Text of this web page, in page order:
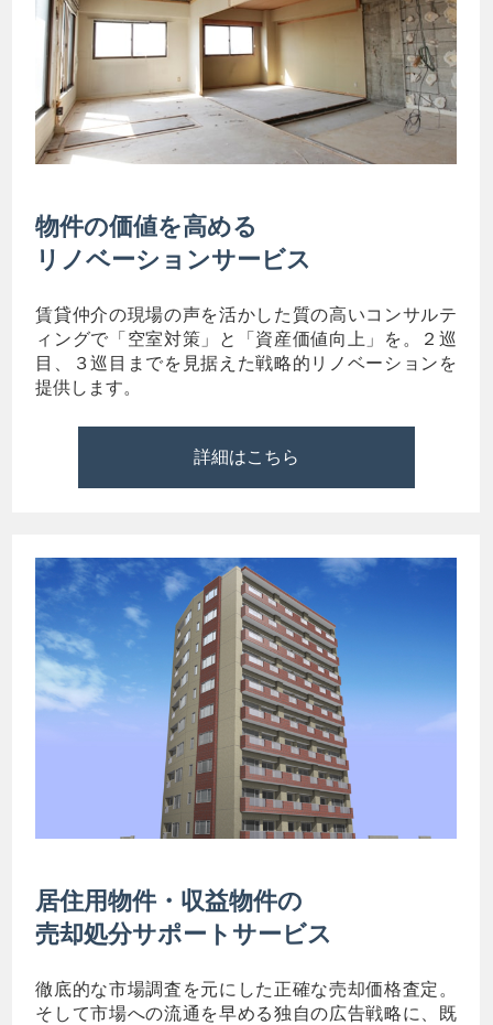
物件の価値を高める
リノベーションサービス
賃貸仲介の現場の声を活かした質の高いコンサルテ
ィングで「空室対策」と「資産価値向上」を。２巡
目、３巡目までを見据えた戦略的リノベーションを
提供します。
詳細はこちら
居住用物件・収益物件の
売却処分サポートサービス
徹底的な市場調査を元にした正確な売却価格査定。
そして市場への流通を早める独自の広告戦略に、既